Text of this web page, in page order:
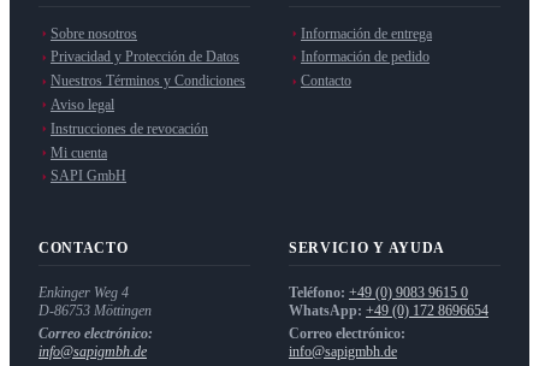
Sobre nosotros
Privacidad y Protección de Datos
Nuestros Términos y Condiciones
Aviso legal
Instrucciones de revocación
Mi cuenta
SAPI GmbH
Información de entrega
Información de pedido
Contacto
CONTACTO
Enkinger Weg 4
D-86753 Möttingen
Correo electrónico:
info@sapigmbh.de
SERVICIO Y AYUDA
Teléfono: +49 (0) 9083 9615 0
WhatsApp: +49 (0) 172 8696654
Correo electrónico:
info@sapigmbh.de